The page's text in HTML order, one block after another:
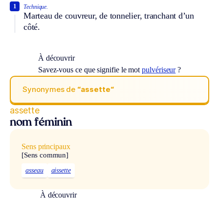
Technique.
Marteau de couvreur, de tonnelier, tranchant d’un
côté.
1
À découvrir
Savez-vous ce que signifie le motpulvériseur?
Synonymes de “assette“
assette
nom féminin
Sens principaux
[Sens commun]
asseau aissette
À découvrir